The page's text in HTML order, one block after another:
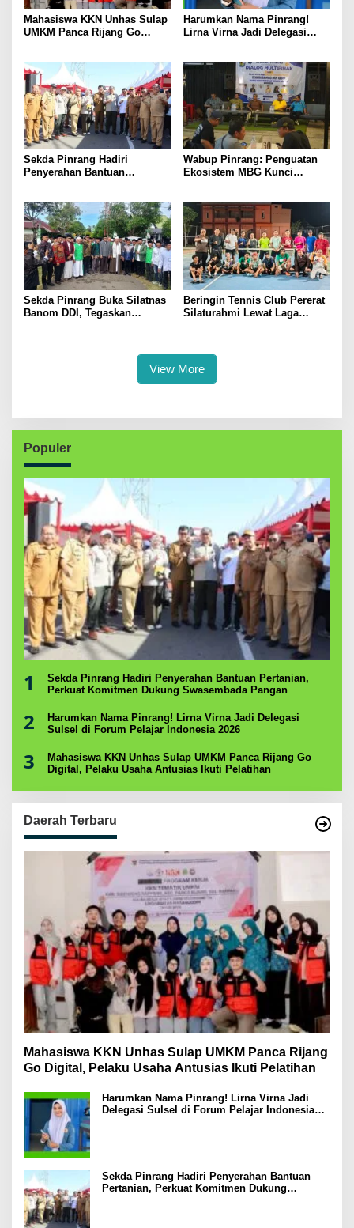
Mahasiswa KKN Unhas Sulap
UMKM Panca Rijang Go
Harumkan Nama Pinrang!
Lirna Virna Jadi Delegasi
Sekda Pinrang Hadiri
Penyerahan Bantuan
Wabup Pinrang: Penguatan
Ekosistem MBG Kunci
Sekda Pinrang Buka Silatnas
Banom DDI, Tegaskan
Beringin Tennis Club Pererat
Silaturahmi Lewat Laga
View More
Populer
1
Sekda Pinrang Hadiri Penyerahan Bantuan Pertanian,
Perkuat Komitmen Dukung Swasembada Pangan
2
Harumkan Nama Pinrang! Lirna Virna Jadi Delegasi
Sulsel di Forum Pelajar Indonesia 2026
3
Mahasiswa KKN Unhas Sulap UMKM Panca Rijang Go
Digital, Pelaku Usaha Antusias Ikuti Pelatihan
Daerah Terbaru
Mahasiswa KKN Unhas Sulap UMKM Panca Rijang
Go Digital, Pelaku Usaha Antusias Ikuti Pelatihan
Harumkan Nama Pinrang! Lirna Virna Jadi
Delegasi Sulsel di Forum Pelajar Indonesia
Sekda Pinrang Hadiri Penyerahan Bantuan
Pertanian, Perkuat Komitmen Dukung